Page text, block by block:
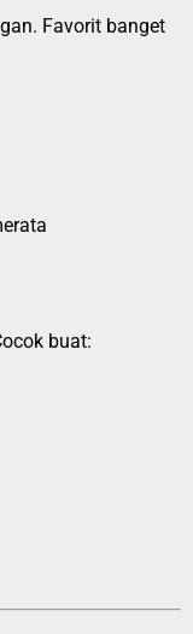
Favorit banget
buat: